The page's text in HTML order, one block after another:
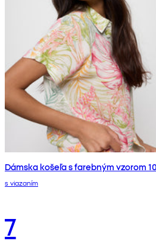
Dámska košeľa s farebným vzorom
s viazaním
7